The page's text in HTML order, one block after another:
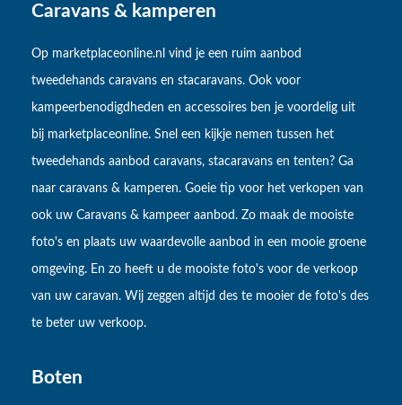
Caravans & kamperen
Op marketplaceonline.nl vind je een ruim aanbod
tweedehands caravans en stacaravans. Ook voor
kampeerbenodigdheden en accessoires ben je voordelig uit
bij marketplaceonline. Snel een kijkje nemen tussen het
tweedehands aanbod caravans, stacaravans en tenten? Ga
naar caravans & kamperen. Goeie tip voor het verkopen van
ook uw Caravans & kampeer aanbod. Zo maak de mooiste
foto's en plaats uw waardevolle aanbod in een mooie groene
omgeving. En zo heeft u de mooiste foto's voor de verkoop
van uw caravan. Wij zeggen altijd des te mooier de foto's des
te beter uw verkoop.
Boten